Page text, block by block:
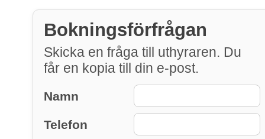
Bokningsförfrågan
Skicka en fråga till uthyraren. Du
får en kopia till din e-post.
Namn
Telefon